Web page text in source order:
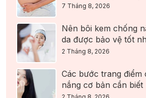
7 Tháng 8, 2026
Nên bôi kem chống
da được bảo vệ tốt
2 Tháng 8, 2026
Các bước trang điểm
nắng cơ bản cần biết